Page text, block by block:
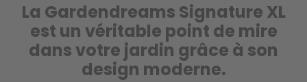
La Gardendreams Signature XL
est un véritable point de mire
dans votre jardin grâce à son
design moderne.